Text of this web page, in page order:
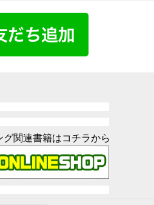
関連書籍はコチラから